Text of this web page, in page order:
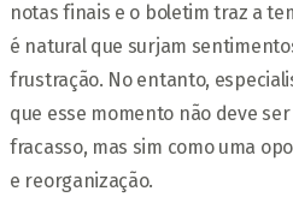
notas finais e o boletim traz a
é natural que surjam
frustração. No entanto,
que esse momento não deve
fracasso, mas sim como uma
e reorganização.